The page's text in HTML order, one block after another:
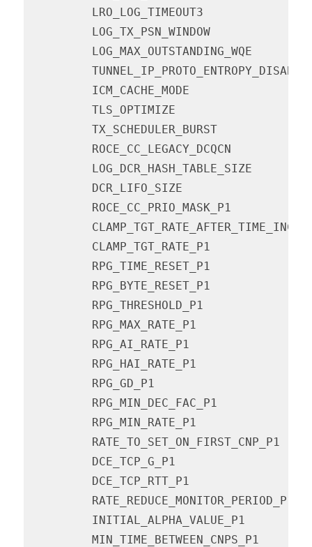
ICM_CACHE_MODE